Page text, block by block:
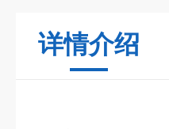
详情介绍